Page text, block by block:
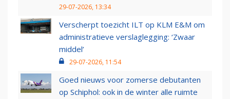
29-07-2026, 13:34
Verscherpt toezicht ILT op KLM E&M om
administratieve verslaglegging: ‘Zwaar
middel’
29-07-2026, 11:54
Goed nieuws voor zomerse debutanten
op Schiphol: ook in de winter alle ruimte